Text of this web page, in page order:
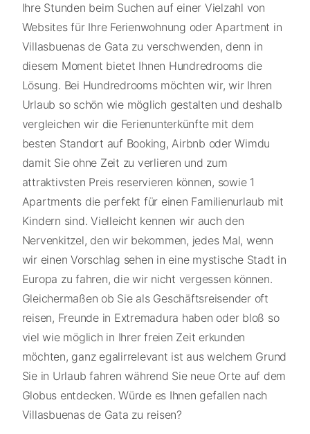
Ihre Stunden beim Suchen auf einer Vielzahl von
Websites für Ihre Ferienwohnung oder Apartment in
Villasbuenas de Gata zu verschwenden, denn in
diesem Moment bietet Ihnen Hundredrooms die
Lösung. Bei Hundredrooms möchten wir, wir Ihren
Urlaub so schön wie möglich gestalten und deshalb
vergleichen wir die Ferienunterkünfte mit dem
besten Standort auf Booking, Airbnb oder Wimdu
damit Sie ohne Zeit zu verlieren und zum
attraktivsten Preis reservieren können, sowie 1
Apartments die perfekt für einen Familienurlaub mit
Kindern sind. Vielleicht kennen wir auch den
Nervenkitzel, den wir bekommen, jedes Mal, wenn
wir einen Vorschlag sehen in eine mystische Stadt in
Europa zu fahren, die wir nicht vergessen können.
Gleichermaßen ob Sie als Geschäftsreisender oft
reisen, Freunde in Extremadura haben oder bloß so
viel wie möglich in Ihrer freien Zeit erkunden
möchten, ganz egalirrelevant ist aus welchem Grund
Sie in Urlaub fahren während Sie neue Orte auf dem
Globus entdecken. Würde es Ihnen gefallen nach
Villasbuenas de Gata zu reisen?